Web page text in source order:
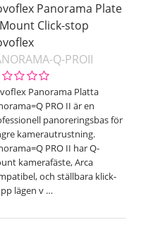
Panorama Plate
Click-stop
Q-PROII
Panorama Platta
PRO II är en
panoreringsbas för
kamerautrustning.
PRO II har Q-
kamerafäste, Arca
och ställbara klick-
lägen v …